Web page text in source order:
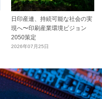
日印産連、持続可能な社会の実
現へ〜印刷産業環境ビジョン
2050策定
2026年07月25日